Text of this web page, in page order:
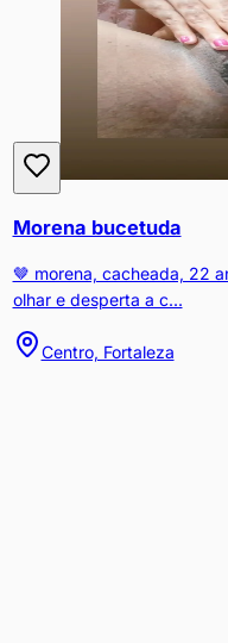
Morena bucetuda
🤎 morena, cacheada, 22
olhar e desperta a c...
Centro, Fortaleza